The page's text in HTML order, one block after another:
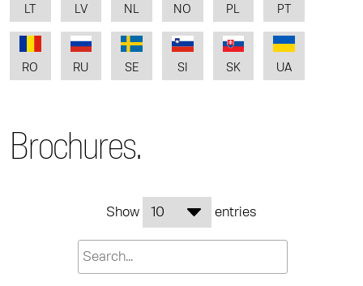
LT LV NL NO PL PT
RO RU SE SI SK UA
Brochures.
Show entries